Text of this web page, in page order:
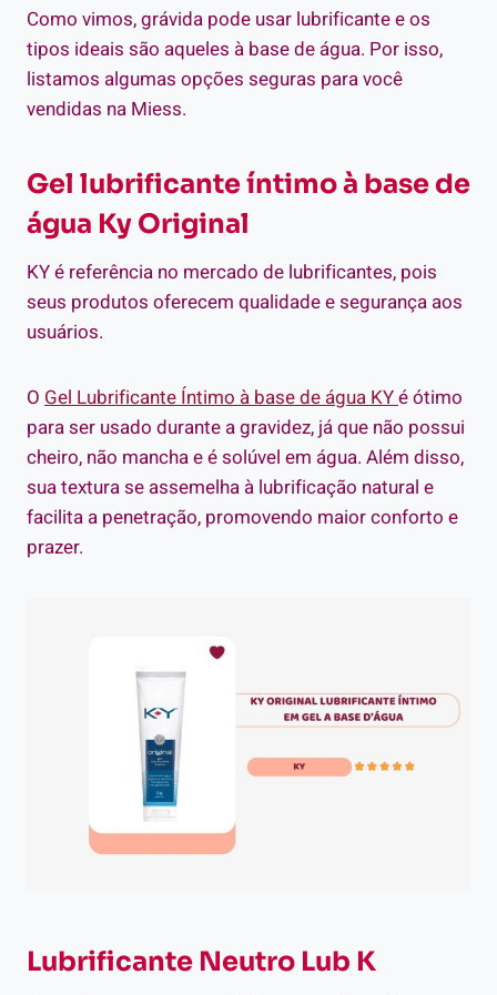
Como vimos, grávida pode usar lubrificante e os
tipos ideais são aqueles à base de água. Por isso,
listamos algumas opções seguras para você
vendidas na Miess.
Gel lubrificante íntimo à base de
água Ky Original
KY é referência no mercado de lubrificantes, pois
seus produtos oferecem qualidade e segurança aos
usuários.
O Gel Lubrificante Íntimo à base de água KYé ótimo
para ser usado durante a gravidez, já que não possui
cheiro, não mancha e é solúvel em água. Além disso,
sua textura se assemelha à lubrificação natural e
facilita a penetração, promovendo maior conforto e
prazer.
Lubrificante Neutro Lub K